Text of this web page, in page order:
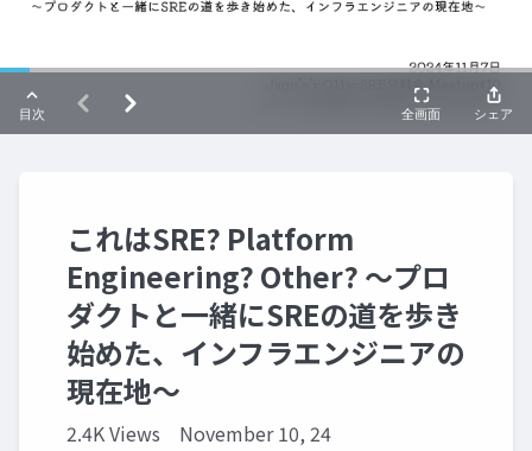
これはSRE? Platform
Engineering? Other? ～プロ
ダクトと一緒にSREの道を歩き
始めた、インフラエンジニアの
現在地～
2.4K Views November 10, 24